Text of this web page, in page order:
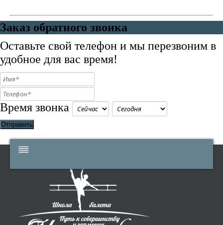
Заказ обратного звонка
Оставьте свой телефон и мы перезвоним в
удобное для вас время!
Время звонка
Отправить